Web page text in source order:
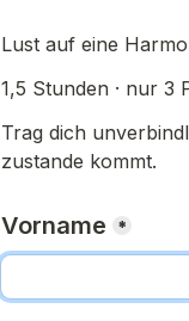
Lust auf eine
1,5 Stunden · nur 3
Trag dich
zustande kommt.
Vorname *